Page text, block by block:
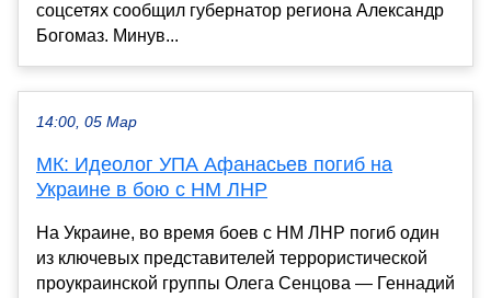
соцсетях сообщил губернатор региона Александр
Богомаз. Минув...
14:00, 05 Мар
МК: Идеолог УПА Афанасьев погиб на
Украине в бою с НМ ЛНР
На Украине, во время боев с НМ ЛНР погиб один
из ключевых представителей террористической
проукраинской группы Олега Сенцова — Геннадий